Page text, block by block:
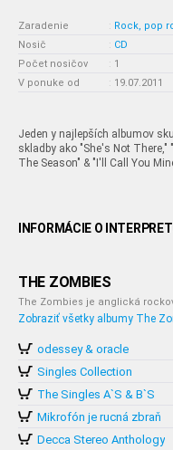
Zaradenie : Rock, pop
Nosič
: CD
Počet nosičov
: 1
V ponuke od
: 19.07.2011
Jeden y najlepších albumov
skladby ako "She's Not There,"
The Season" & "I'll Call You
INFORMÁCIE O
THE ZOMBIES
The Zombies je anglická
Zobraziť všetky albumy The
odessey & oracle
Singles Collection
The Singles A`S & B`S
Mikrofón je rucná zbraň
Decca Stereo Anthology